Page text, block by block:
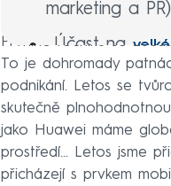
marketing a
Účast na
záštitou
1x online
Účast na
programu WIT
Prvního ročníku se
To je dohromady
podnikání. Letos se
skutečně
jako Huawei máme
prostředí... Letos jsme
přicházejí s prvkem